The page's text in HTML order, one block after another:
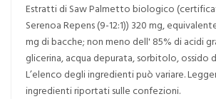
Estratti di Saw Palmetto biologico
Serenoa Repens (9-12:1)) 320 mg,
mg di bacche; non meno dell' 85% di acidi
glicerina, acqua depurata, sorbitolo, ossido
L’elenco degli ingredienti può variare.
ingredienti riportati sulle confezioni.